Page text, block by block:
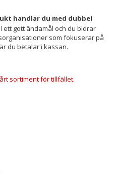
handlar du med dubbel
ett gott ändamål och du bidrar
som fokuserar på
du betalar i kassan.
sortiment för tillfället.